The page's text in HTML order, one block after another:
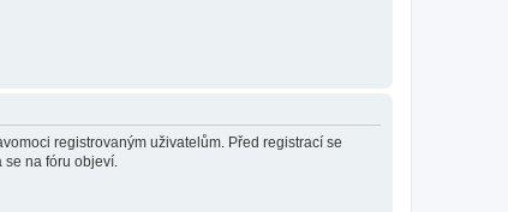
registrovaným uživatelům. Před registrací se
na fóru objeví.